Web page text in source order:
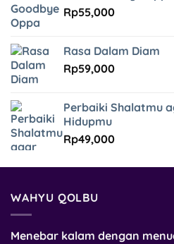
Rp55,000
Rasa Dalam Diam
Rp59,000
Perbaiki Shalatmu
Hidupmu
Rp49,000
WAHYU QOLBU
Menebar kalam dengan